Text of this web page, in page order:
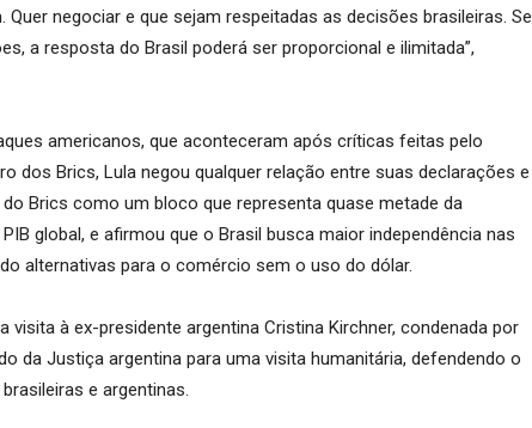
Quer negociar e que sejam respeitadas as decisões brasileiras. Se
a resposta do Brasil poderá ser proporcional e ilimitada”,
americanos, que aconteceram após críticas feitas pelo
dos Brics, Lula negou qualquer relação entre suas declarações e
Brics como um bloco que representa quase metade da
global, e afirmou que o Brasil busca maior independência nas
alternativas para o comércio sem o uso do dólar.
visita à ex-presidente argentina Cristina Kirchner, condenada por
da Justiça argentina para uma visita humanitária, defendendo o
e argentinas.